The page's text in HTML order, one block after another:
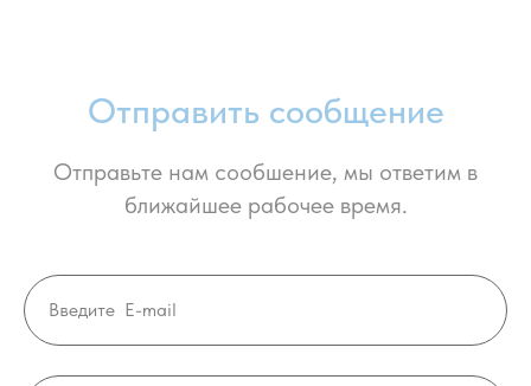
Отправить сообщение
Отправьте нам сообшение, мы ответим в
ближайшее рабочее время.